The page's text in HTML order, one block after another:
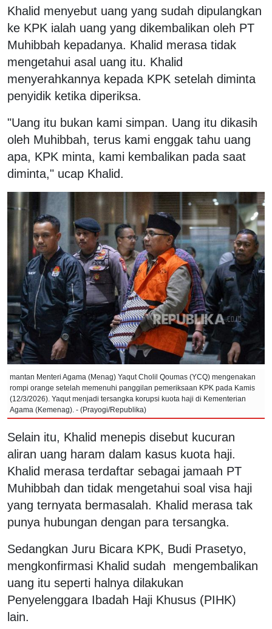
Khalid menyebut uang yang sudah dipulangkan
ke KPK ialah uang yang dikembalikan oleh PT
Muhibbah kepadanya. Khalid merasa tidak
mengetahui asal uang itu. Khalid
menyerahkannya kepada KPK setelah diminta
penyidik ketika diperiksa.
"Uang itu bukan kami simpan. Uang itu dikasih
oleh Muhibbah, terus kami enggak tahu uang
apa, KPK minta, kami kembalikan pada saat
diminta," ucap Khalid.
mantan Menteri Agama (Menag) Yaqut Cholil Qoumas (YCQ) mengenakan
rompi orange setelah memenuhi panggilan pemeriksaan KPK pada Kamis
(12/3/2026). Yaqut menjadi tersangka korupsi kuota haji di Kementerian
Agama (Kemenag). - (Prayogi/Republika)
Selain itu, Khalid menepis disebut kucuran
aliran uang haram dalam kasus kuota haji.
Khalid merasa terdaftar sebagai jamaah PT
Muhibbah dan tidak mengetahui soal visa haji
yang ternyata bermasalah. Khalid merasa tak
punya hubungan dengan para tersangka.
Sedangkan Juru Bicara KPK, Budi Prasetyo,
mengkonfirmasi Khalid sudah mengembalikan
uang itu seperti halnya dilakukan
Penyelenggara Ibadah Haji Khusus (PIHK)
lain.